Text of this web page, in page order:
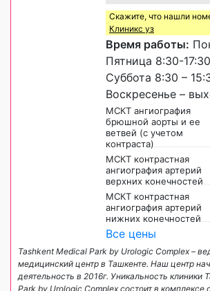
Скажите, что нашли
Клиникс уз
Время работы:
Пятница 8:30-17:30
Суббота 8:30 –
Воскресенье –
МСКТ ангиография
брюшной аорты и ее
ветвей (с учетом
контраста)
МСКТ контрастная
ангиография артерий
верхних конечностей
МСКТ контрастная
ангиография артерий
нижних конечностей
Все цены
Tashkent Medical Park by Urologic Complex –
медицинский центр в Ташкенте. Наш центр
деятельность в 2016г. Уникальность клиники
Park by Urologic Complex состоит в комплексе